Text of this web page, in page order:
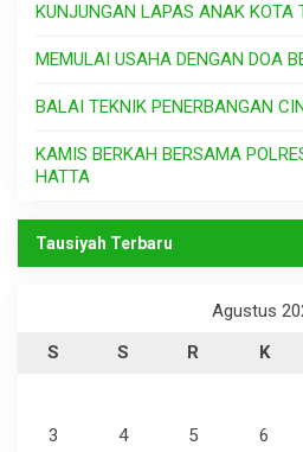
KUNJUNGAN LAPAS ANAK KOTA
MEMULAI USAHA DENGAN DOA
BALAI TEKNIK PENERBANGAN
KAMIS BERKAH BERSAMA
HATTA
Tausiyah Terbaru
Agustus
S
S R K
3
4 5 6